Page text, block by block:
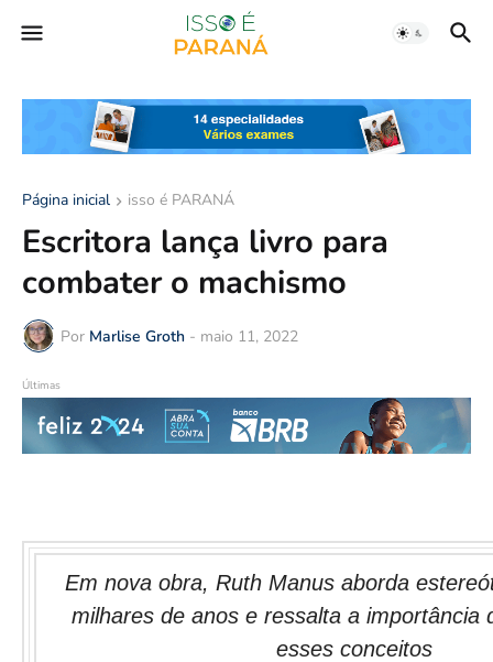
Página inicial isso é PARANÁ
Escritora lança livro para
combater o machismo
Por Marlise Groth - maio 11, 2022
Últimas
Em nova obra, Ruth Manus aborda
milhares de anos e ressalta a importância
esses conceitos